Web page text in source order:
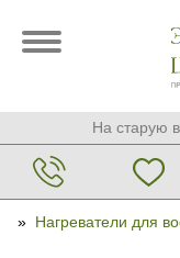
На старую
» Нагреватели для